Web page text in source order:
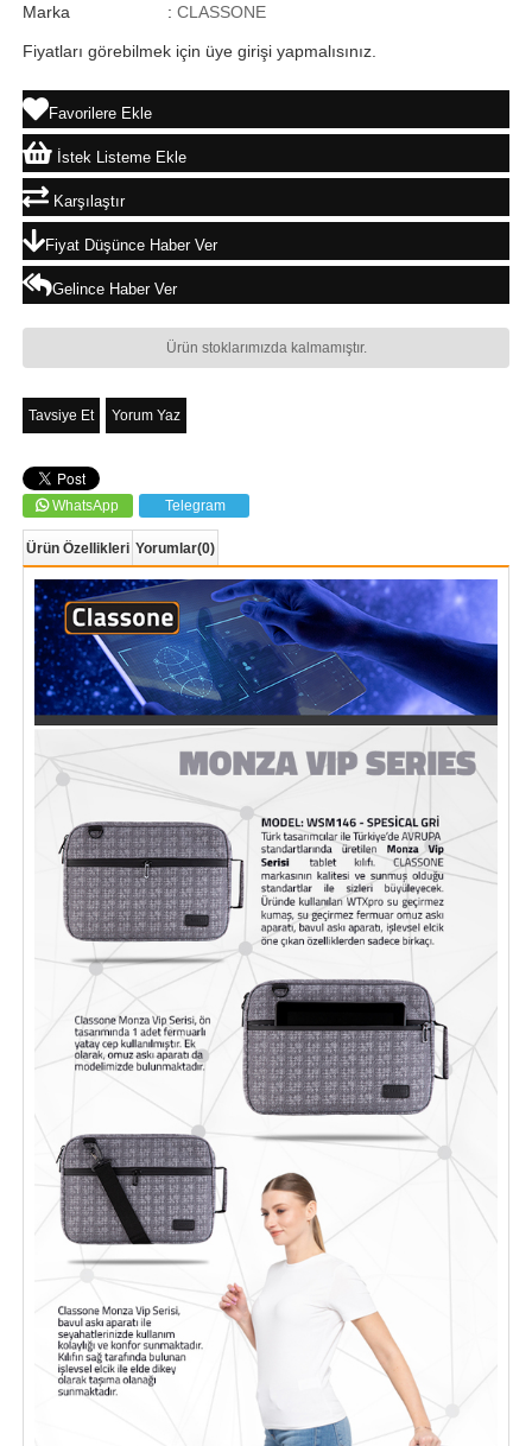
Marka : CLASSONE
Fiyatları görebilmek için üye girişi yapmalısınız.
Favorilere Ekle
İstek Listeme Ekle
Karşılaştır
Fiyat Düşünce Haber Ver
Gelince Haber Ver
Ürün stoklarımızda kalmamıştır.
Tavsiye Et Yorum Yaz
WhatsApp Telegram
Ürün Özellikleri Yorumlar(0)